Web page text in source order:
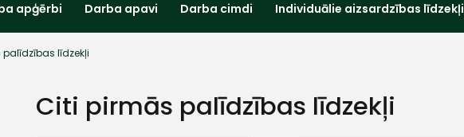
apģērbi Darba apavi Darba cimdi Individuālie aizsardzības līdzekļi
palīdzības līdzekļi
Citi pirmās palīdzības līdzekļi